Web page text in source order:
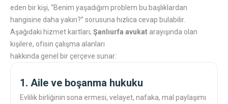
eden bir kişi, “Benim yaşadığım problem bu başlıklardan
hangisine daha yakın?” sorusuna hızlıca cevap bulabilir.
Aşağıdaki hizmet kartları; Şanlıurfa avukat arayışında olan
kişilere, ofisin çalışma alanları
hakkında genel bir çerçeve sunar:
1. Aile ve boşanma hukuku
Evlilik birliğinin sona ermesi, velayet, nafaka, mal paylaşımı